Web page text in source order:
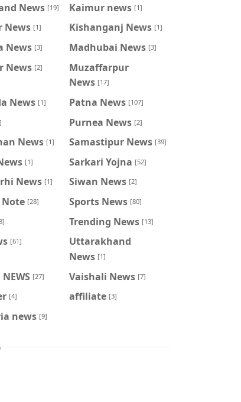
News [19] Kaimur news [1]
News [1] Kishanganj News [1]
News [3] Madhubai News [3]
News [2]
Muzaffarpur
News [17]
News [1] Patna News [107]
Purnea News [2]
News [1] Samastipur News [39]
[1] Sarkari Yojna [52]
News [1] Siwan News [2]
Note [28] Sports News [80]
Trending News [13]
[61]
Uttarakhand
News [1]
[27] Vaishali News [7]
[4] affiliate [3]
news [9]